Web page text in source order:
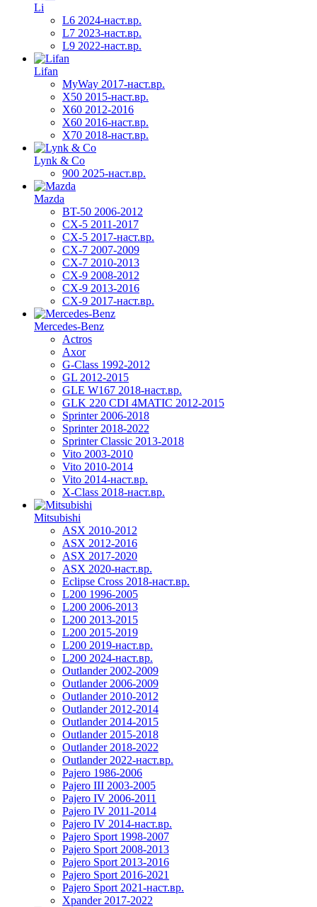
Li
L6 2024-наст.вр.
L7 2023-наст.вр.
L9 2022-наст.вр.
Lifan
MyWay 2017-наст.вр.
X50 2015-наст.вр.
X60 2012-2016
X60 2016-наст.вр.
X70 2018-наст.вр.
Lynk & Co
900 2025-наст.вр.
Mazda
BT-50 2006-2012
CX-5 2011-2017
CX-5 2017-наст.вр.
CX-7 2007-2009
CX-7 2010-2013
CX-9 2008-2012
CX-9 2013-2016
CX-9 2017-наст.вр.
Mercedes-Benz
Actros
Axor
G-Class 1992-2012
GL 2012-2015
GLE W167 2018-наст.вр.
GLK 220 CDI 4MATIC 2012-2015
Sprinter 2006-2018
Sprinter 2018-2022
Sprinter Classic 2013-2018
Vito 2003-2010
Vito 2010-2014
Vito 2014-наст.вр.
X-Class 2018-наст.вр.
Mitsubishi
ASX 2010-2012
ASX 2012-2016
ASX 2017-2020
ASX 2020-наст.вр.
Eclipse Cross 2018-наст.вр.
L200 1996-2005
L200 2006-2013
L200 2013-2015
L200 2015-2019
L200 2019-наст.вр.
L200 2024-наст.вр.
Outlander 2002-2009
Outlander 2006-2009
Outlander 2010-2012
Outlander 2012-2014
Outlander 2014-2015
Outlander 2015-2018
Outlander 2018-2022
Outlander 2022-наст.вр.
Pajero 1986-2006
Pajero III 2003-2005
Pajero IV 2006-2011
Pajero IV 2011-2014
Pajero IV 2014-наст.вр.
Pajero Sport 1998-2007
Pajero Sport 2008-2013
Pajero Sport 2013-2016
Pajero Sport 2016-2021
Pajero Sport 2021-наст.вр.
Xpander 2017-2022